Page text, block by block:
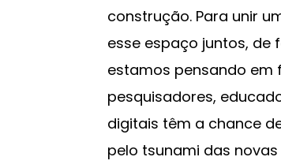
construção. Para unir
esse espaço juntos, de
estamos pensando em
pesquisadores,
digitais têm a chance
pelo tsunami das